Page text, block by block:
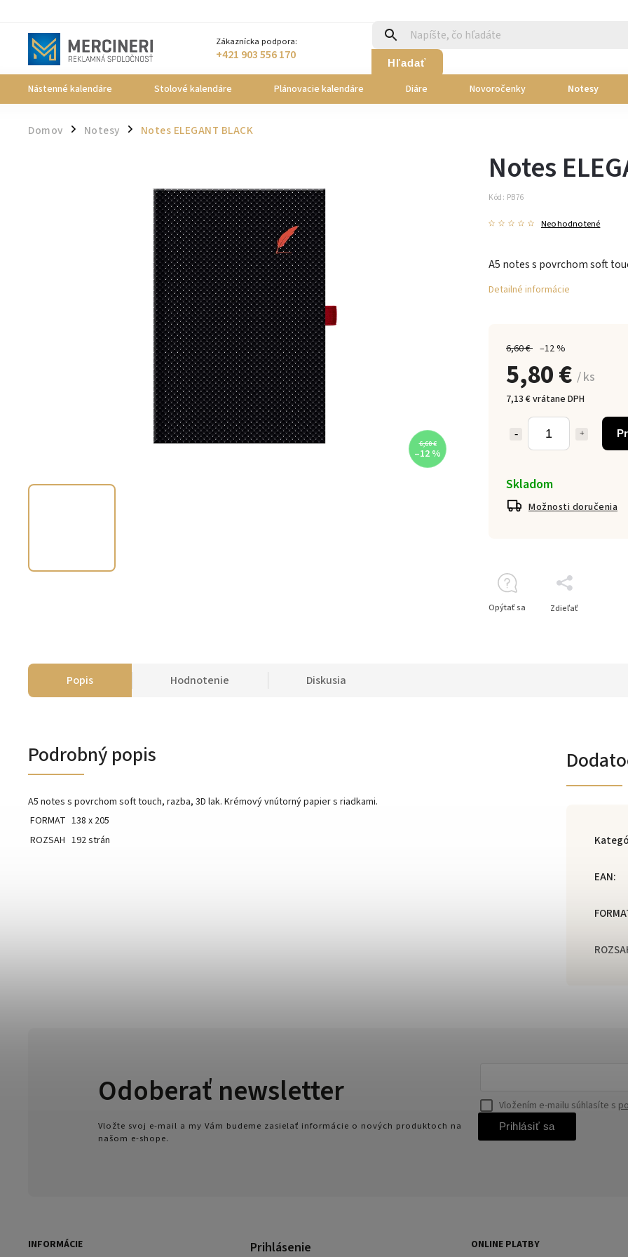
Zákaznícka podpora:
+421 903 556 170 Hľadať
Nástenné kalendáre Stolové kalendáre Plánovacie kalendáre Diáre Novoročenky Notesy
Domov / Notesy / Notes ELEGANT BLACK
6,60 €
–12 %
6,60 € –12 %
5,80 € / ks
7,13 € vrátane DPH
Skladom
Možnosti doručenia
Notes
Kód: PB76
Neohodnotené
A5 notes s povrchom soft
Detailné informácie
Opýtať sa Zdieľať
Popis Hodnotenie Diskusia
Podrobný popis
A5 notes s povrchom soft touch, razba, 3D lak. Krémový vnútorný papier s riadkami.
FORMAT 138 x 205
ROZSAH 192 strán
EAN:
INFORMÁCIE
Odoberať newsletter
Vložte svoj e-mail a my Vám budeme zasielať informácie o nových produktoch na
našom e-shope.
Vložením e-mailu súhlasíte s
Prihlásiť sa
Prihlásenie ONLINE PLATBY